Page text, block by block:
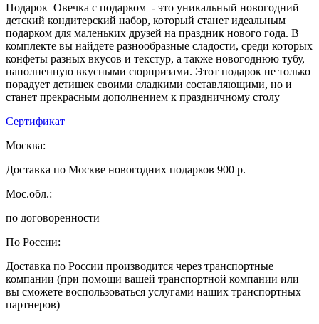
Подарок Овечка с подарком - это уникальный новогодний
детский кондитерский набор, который станет идеальным
подарком для маленьких друзей на праздник нового года. В
комплекте вы найдете разнообразные сладости, среди которых
конфеты разных вкусов и текстур, а также новогоднюю тубу,
наполненную вкусными сюрпризами. Этот подарок не только
порадует детишек своими сладкими составляющими, но и
станет прекрасным дополнением к праздничному столу
Сертификат
Москва:
Доставка по Москве новогодних подарков 900 р.
Мос.обл.:
по договоренности
По России:
Доставка по России производится через транспортные
компании (при помощи вашей транспортной компании или
вы сможете воспользоваться услугами наших транспортных
партнеров)